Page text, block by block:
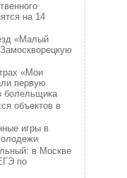
на 14
«Малый
«Мои
первую
болельщика
объектов в
игры в
в Москве
по